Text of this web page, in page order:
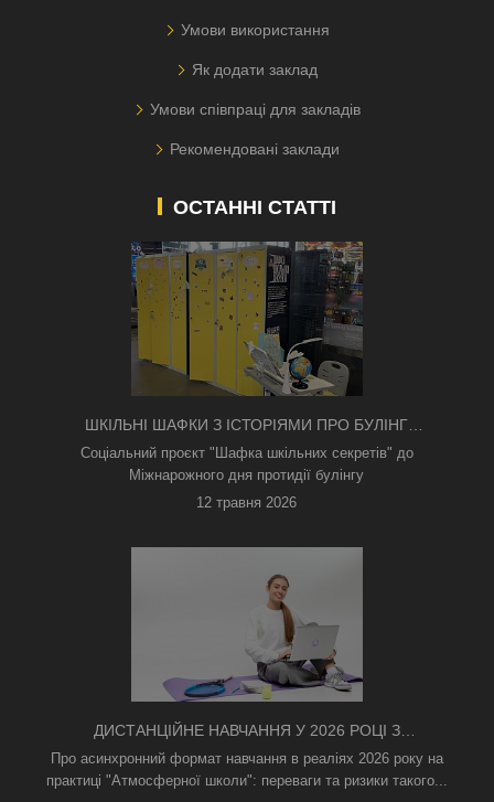
Умови використання
Як додати заклад
Умови співпраці для закладів
Рекомендовані заклади
ОСТАННІ СТАТТІ
ШКІЛЬНІ ШАФКИ З ІСТОРІЯМИ ПРО БУЛІНГ
З'ЯВИЛИСЯ В КИЄВІ
Соціальний проєкт "Шафка шкільних секретів" до
Міжнарожного дня протидії булінгу
12 травня 2026
ДИСТАНЦІЙНЕ НАВЧАННЯ У 2026 РОЦІ З
ТРИВОГАМИ ТА БЕЗ СВІТЛА: ЯК АСИНХРОННИЙ
ФОРМАТ РЯТУЄ ОСВІТНІЙ ПРОЦЕС
Про асинхронний формат навчання в реаліях 2026 року на
практиці "Атмосферної школи": переваги та ризики такого...